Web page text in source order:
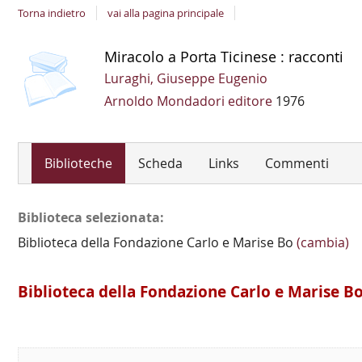
Torna indietro vai alla pagina principale
Dettaglio
del
documento
copertina Miracolo a Porta Ticinese : racconti
Luraghi, Giuseppe Eugenio
Arnoldo Mondadori editore 1976
Biblioteche Scheda Links Commenti
Biblioteca selezionata:
Biblioteca della Fondazione Carlo e Marise Bo (cambia)
Biblioteca della Fondazione Carlo e Marise